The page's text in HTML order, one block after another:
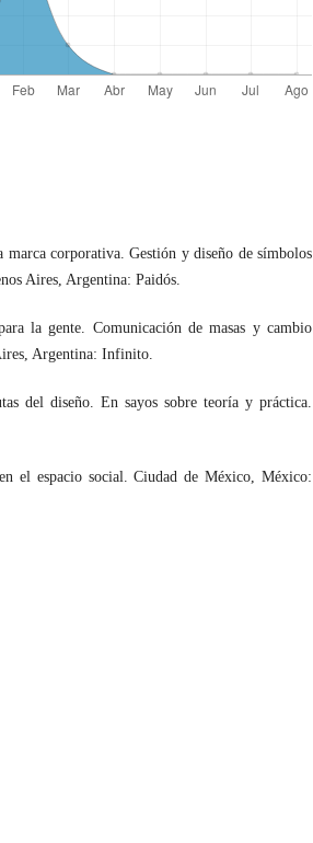
corporativa. Gestión y diseño de símbolos
Aires, Argentina: Paidós.
la gente. Comunicación de masas y cambio
Argentina: Infinito.
del diseño. En sayos sobre teoría y práctica.
el espacio social. Ciudad de México, México: